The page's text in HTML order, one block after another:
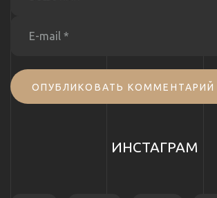
ОПУБЛИКОВАТЬ КОММЕНТАРИЙ
ИНСТАГРАМ